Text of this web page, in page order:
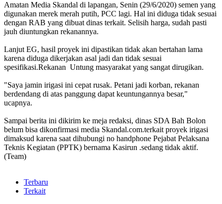
Amatan Media Skandal di lapangan, Senin (29/6/2020) semen yang
digunakan merek merah putih, PCC lagi. Hal ini diduga tidak sesuai
dengan RAB yang dibuat dinas terkait. Selisih harga, sudah pasti
jauh diuntungkan rekanannya.
Lanjut EG, hasil proyek ini dipastikan tidak akan bertahan lama
karena diduga dikerjakan asal jadi dan tidak sesuai
spesifikasi.Rekanan Untung masyarakat yang sangat dirugikan.
"Saya jamin irigasi ini cepat rusak. Petani jadi korban, rekanan
berdendang di atas panggung dapat keuntungannya besar,"
ucapnya.
Sampai berita ini dikirim ke meja redaksi, dinas SDA Bah Bolon
belum bisa dikonfirmasi media Skandal.com.terkait proyek irigasi
dimaksud karena saat dihubungi no handphone Pejabat Pelaksana
Teknis Kegiatan (PPTK) bernama Kasirun .sedang tidak aktif.
(Team)
Terbaru
Terkait